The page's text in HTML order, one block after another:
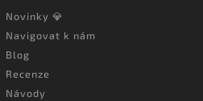
Novinky 💎
Navigovat k nám
Blog
Recenze
Návody